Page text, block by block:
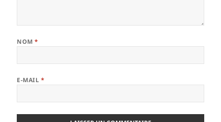
NOM*
E-MAIL *